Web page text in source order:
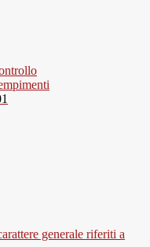
generale riferiti a